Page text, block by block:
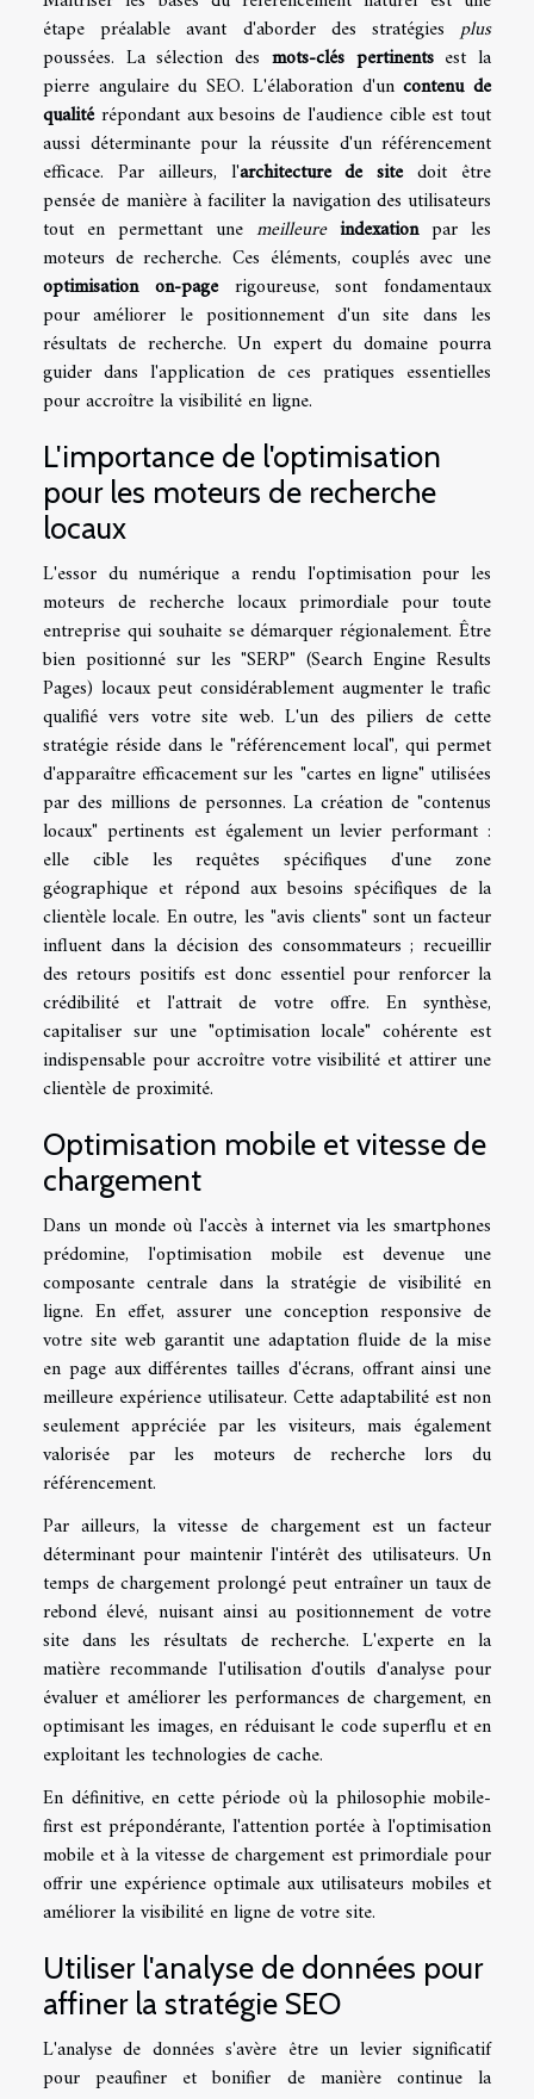
étape préalable avant d'aborder des stratégiesplus
poussées. La sélection des mots-clés pertinentsest la
pierre angulaire du SEO. L'élaboration d'uncontenu de
qualitérépondant aux besoins de l'audience cible est tout
aussi déterminante pour la réussite d'un référencement
efficace. Par ailleurs, l'architecture de sitedoit être
pensée de manière à faciliter la navigation des utilisateurs
tout en permettant une meilleure indexationpar les
moteurs de recherche. Ces éléments, couplés avec une
optimisation on-pagerigoureuse, sont fondamentaux
pour améliorer le positionnement d'un site dans les
résultats de recherche. Un expert du domaine pourra
guider dans l'application de ces pratiques essentielles
pour accroître la visibilité en ligne.
L'importance de l'optimisation
pour les moteurs de recherche
locaux
L'essor du numérique a rendu l'optimisation pour les
moteurs de recherche locaux primordiale pour toute
entreprise qui souhaite se démarquer régionalement. Être
bien positionné sur les "SERP" (Search Engine Results
Pages) locaux peut considérablement augmenter le trafic
qualifié vers votre site web. L'un des piliers de cette
stratégie réside dans le "référencement local", qui permet
d'apparaître efficacement sur les "cartes en ligne" utilisées
par des millions de personnes. La création de "contenus
locaux" pertinents est également un levier performant :
elle cible les requêtes spécifiques d'une zone
géographique et répond aux besoins spécifiques de la
clientèle locale. En outre, les "avis clients" sont un facteur
influent dans la décision des consommateurs ; recueillir
des retours positifs est donc essentiel pour renforcer la
crédibilité et l'attrait de votre offre. En synthèse,
capitaliser sur une "optimisation locale" cohérente est
indispensable pour accroître votre visibilité et attirer une
clientèle de proximité.
Optimisation mobile et vitesse de
chargement
Dans un monde où l'accès à internet via les smartphones
prédomine, l'optimisation mobile est devenue une
composante centrale dans la stratégie de visibilité en
ligne. En effet, assurer une conception responsive de
votre site web garantit une adaptation fluide de la mise
en page aux différentes tailles d'écrans, offrant ainsi une
meilleure expérience utilisateur. Cette adaptabilité est non
seulement appréciée par les visiteurs, mais également
valorisée par les moteurs de recherche lors du
référencement.
Par ailleurs, la vitesse de chargement est un facteur
déterminant pour maintenir l'intérêt des utilisateurs. Un
temps de chargement prolongé peut entraîner un taux de
rebond élevé, nuisant ainsi au positionnement de votre
site dans les résultats de recherche. L'experte en la
matière recommande l'utilisation d'outils d'analyse pour
évaluer et améliorer les performances de chargement, en
optimisant les images, en réduisant le code superflu et en
exploitant les technologies de cache.
En définitive, en cette période où la philosophie mobile-
first est prépondérante, l'attention portée à l'optimisation
mobile et à la vitesse de chargement est primordiale pour
offrir une expérience optimale aux utilisateurs mobiles et
améliorer la visibilité en ligne de votre site.
Utiliser l'analyse de données pour
affiner la stratégie SEO
L'analyse de données s'avère être un levier significatif
pour peaufiner et bonifier de manière continue la